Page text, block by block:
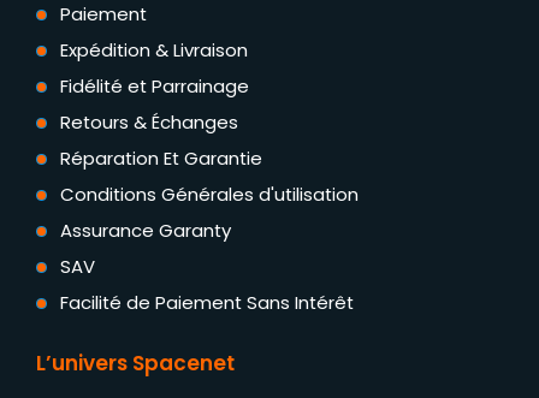
Paiement
Expédition & Livraison
Fidélité et Parrainage
Retours & Échanges
Réparation Et Garantie
Conditions Générales d'utilisation
Assurance Garanty
SAV
Facilité de Paiement Sans Intérêt
L’univers Spacenet